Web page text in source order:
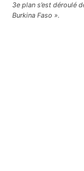
3e plan s’est déroulé
Burkina Faso ».